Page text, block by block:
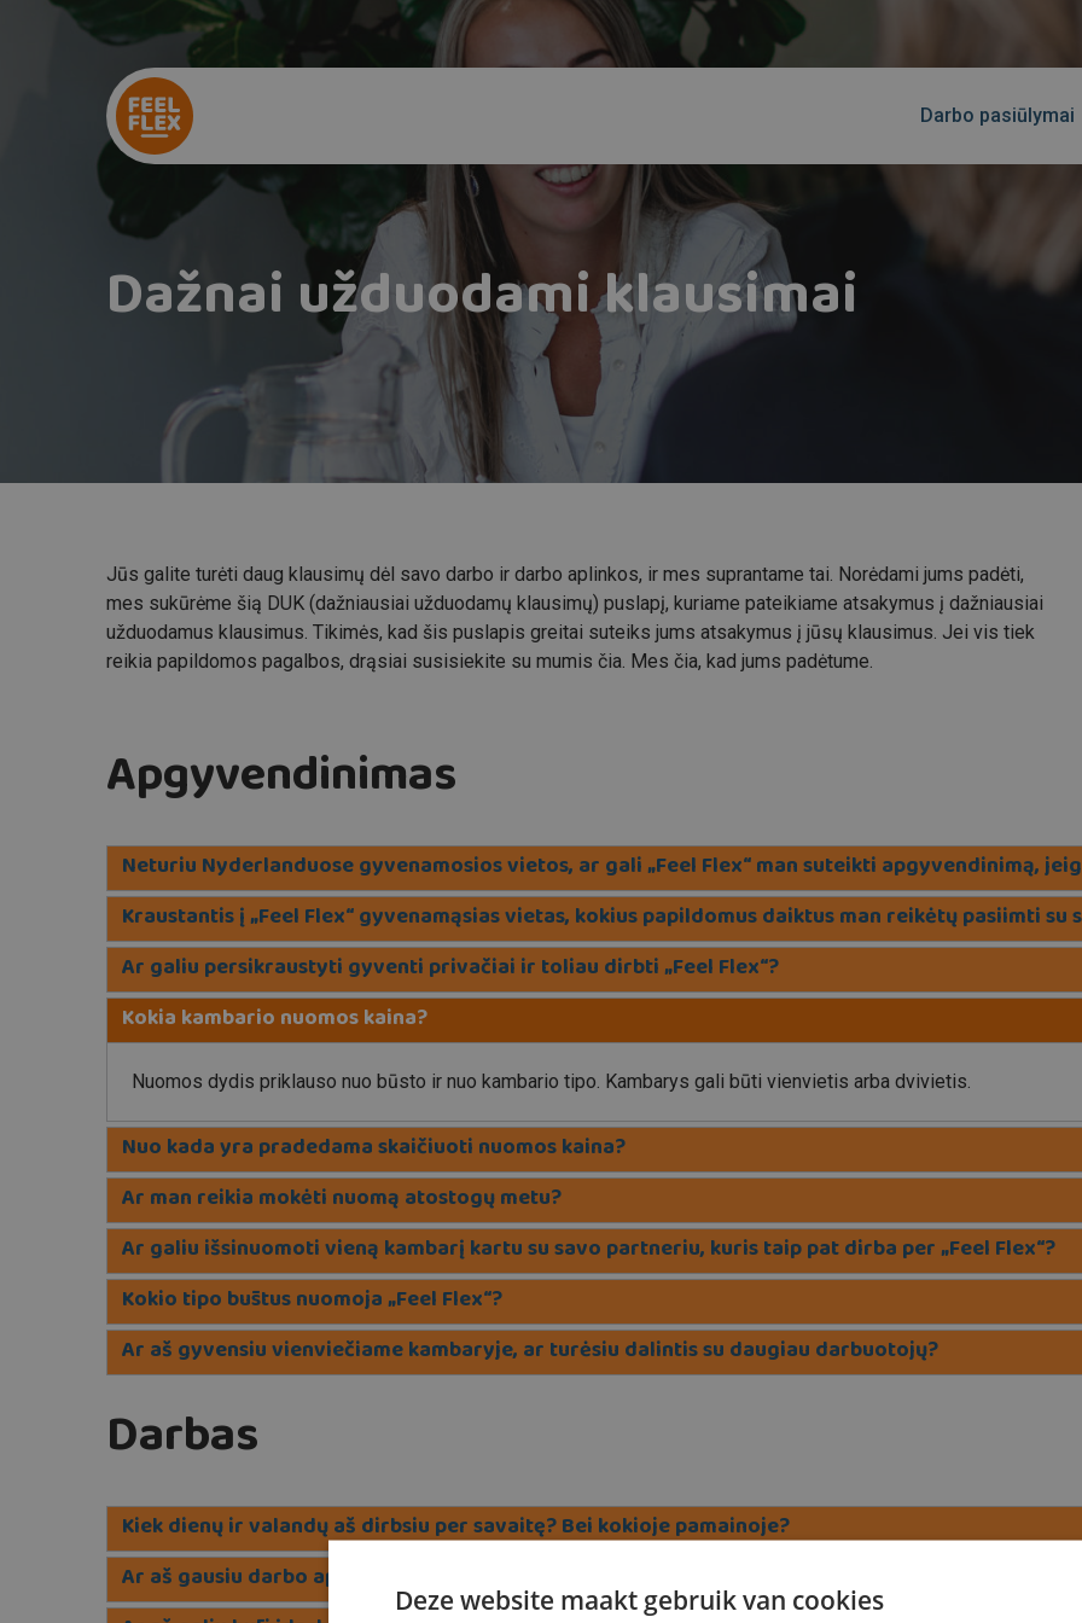
Darbo pasiūlymai
Dažnai užduodami klausimai
Jūs galite turėti daug klausimų dėl savo darbo ir darbo aplinkos, ir mes suprantame tai. Norėdami jums padėti,
mes sukūrėme šią DUK (dažniausiai užduodamų klausimų) puslapį, kuriame pateikiame atsakymus į dažniausiai
užduodamus klausimus. Tikimės, kad šis puslapis greitai suteiks jums atsakymus į jūsų klausimus. Jei vis tiek
reikia papildomos pagalbos, drąsiai susisiekite su mumis čia. Mes čia, kad jums padėtume.
Apgyvendinimas
Neturiu Nyderlanduose gyvenamosios vietos, ar gali „Feel Flex“ man suteikti apgyvendinimą,
Kraustantis į „Feel Flex“ gyvenamąsias vietas, kokius papildomus daiktus man reikėtų pasiimti su
Ar galiu persikraustyti gyventi privačiai ir toliau dirbti „Feel Flex“?
Kokia kambario nuomos kaina?
Nuomos dydis priklauso nuo būsto ir nuo kambario tipo. Kambarys gali būti vienvietis arba dvivietis.
Nuo kada yra pradedama skaičiuoti nuomos kaina?
Ar man reikia mokėti nuomą atostogų metu?
Ar galiu išsinuomoti vieną kambarį kartu su savo partneriu, kuris taip pat dirba per „Feel Flex“?
Kokio tipo būstus nuomoja „Feel Flex“?
Ar aš gyvensiu vienviečiame kambaryje, ar turėsiu dalintis su daugiau darbuotojų?
Darbas
Kiek dienų ir valandų aš dirbsiu per savaitę? Bei kokioje pamainoje?
Ar aš gausiu darbo aprangą bei saugos batus?Deze website maakt gebruik van cookies